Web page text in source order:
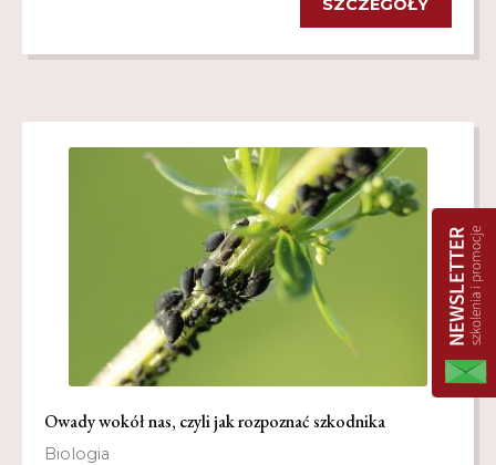
SZCZEGÓŁY
Owady wokół nas, czyli jak rozpoznać szkodnika
Biologia